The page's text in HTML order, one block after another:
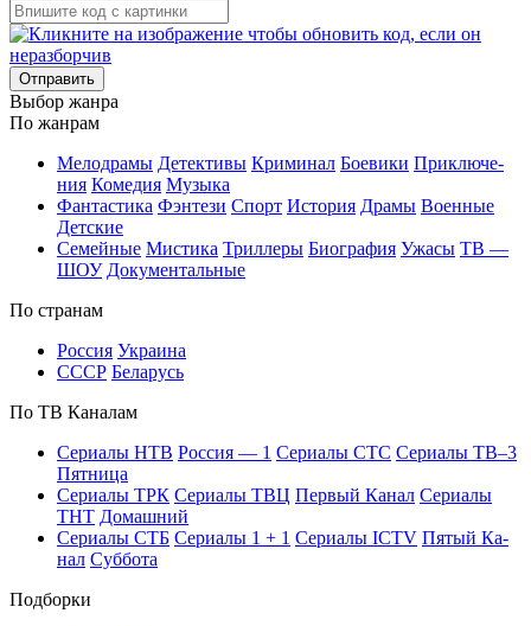
Отправить
Вы­бор жан­ра
По жан­рам
Ме­ло­дра­мы Де­тек­ти­вы Кри­ми­нал Бое­ви­ки При­клю­че­
ния Ко­ме­дия Му­зы­ка
Фан­та­сти­ка Фэн­те­зи Спорт Ис­то­рия Дра­мы Во­ен­ные
Дет­ские
Се­мей­ные Мис­ти­ка Трил­ле­ры Био­гра­фия Ужа­сы ТВ —
ШОУ До­ку­мен­таль­ные
По стра­нам
Рос­сия Ук­раи­на
СССР Бе­ла­русь
По ТВ Ка­на­лам
Се­риа­лы НТВ Рос­сия — 1 Се­риа­лы СТС Се­риа­лы ТВ–3
Пят­ни­ца
Се­риа­лы ТРК Се­риа­лы ТВЦ Пер­вый Ка­нал Се­риа­лы
ТНТ До­маш­ний
Се­риа­лы СТБ Се­риа­лы 1 + 1 Се­риа­лы ICTV Пя­тый Ка­
нал Суб­бо­та
Подборки